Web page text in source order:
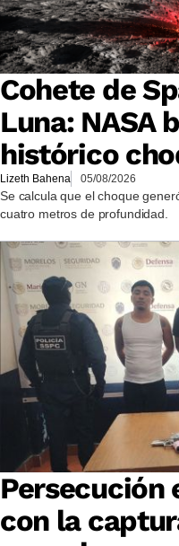
Cohete de
Luna: NASA
histórico
Lizeth Bahena 05/08/2026
Se calcula que el choque
cuatro metros de profundidad.
Persecución
con la